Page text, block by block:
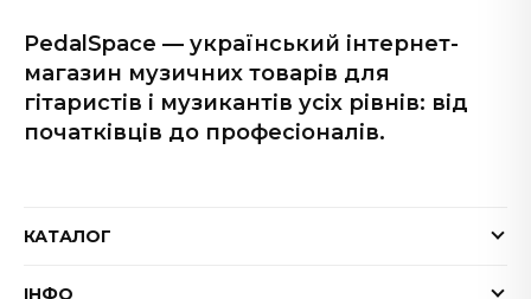
PedalSpace — український інтернет-
магазин музичних товарів для
гітаристів і музикантів усіх рівнів: від
початківців до професіоналів.
КАТАЛОГ
Електрогітари
ІНФО